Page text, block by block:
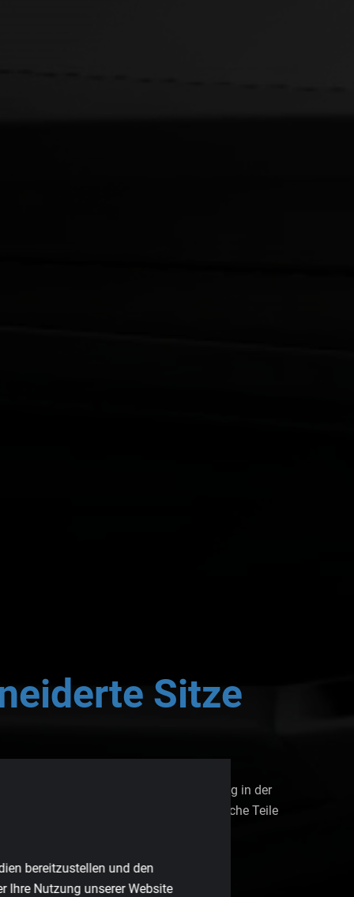
bereitzustellen und den
Ihre Nutzung unserer Website
Sitze
Mit mehr als 15 Jahren Erfahrung in der
Innenausstattungen oder spezifische Teile